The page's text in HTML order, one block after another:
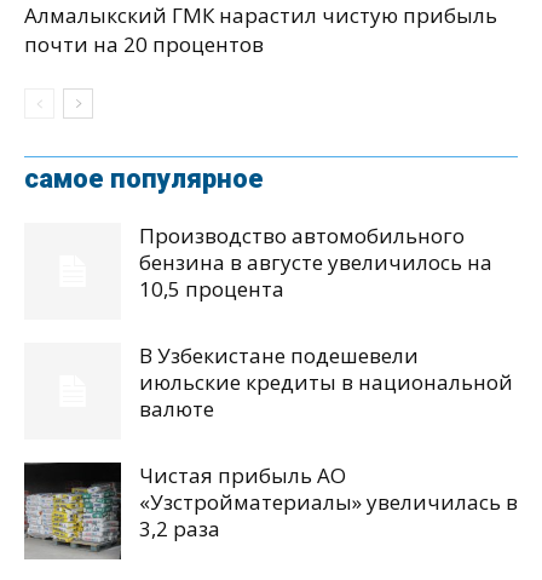
Алмалыкский ГМК нарастил чистую прибыль
почти на 20 процентов
самое популярное
Производство автомобильного
бензина в августе увеличилось на
10,5 процента
В Узбекистане подешевели
июльские кредиты в национальной
валюте
Чистая прибыль АО
«Узстройматериалы» увеличилась в
3,2 раза